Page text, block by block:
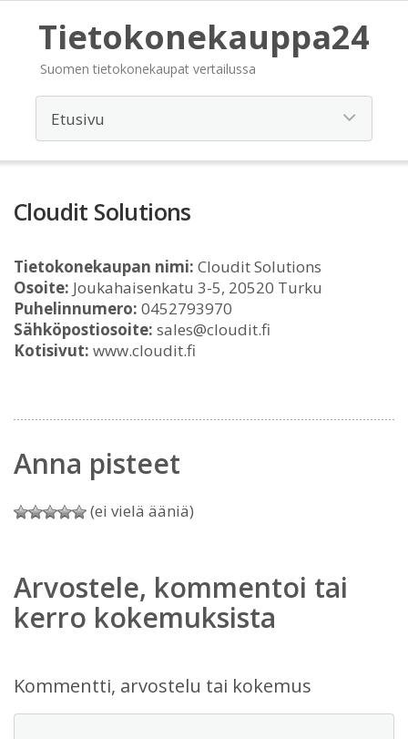
Tietokonekauppa24
Suomen tietokonekaupat vertailussa
Cloudit Solutions
Tietokonekaupan nimi: Cloudit Solutions
Osoite: Joukahaisenkatu 3-5, 20520 Turku
Puhelinnumero: 0452793970
Sähköpostiosoite: sales@cloudit.fi
Kotisivut: www.cloudit.fi
Anna pisteet
(ei vielä ääniä)
Arvostele, kommentoi tai
kerro kokemuksista
Kommentti, arvostelu tai kokemus